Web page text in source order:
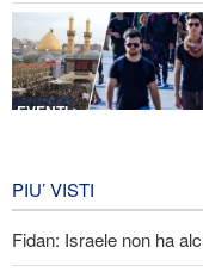
Gharibabadi: L'intesa
riapertura dello Stretto
EVENTI
EVENTI
PIU’ VISTI
Fidan: Israele non ha